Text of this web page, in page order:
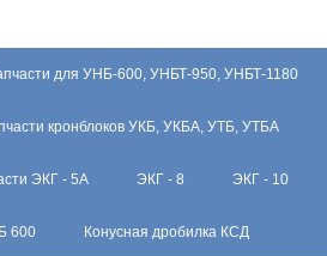
для УНБ-600, УНБТ-950, УНБТ-1180
кронблоков УКБ, УКБА, УТБ, УТБА
ЭКГ - 5А ЭКГ - 8 ЭКГ - 10
600 Конусная дробилка КСД